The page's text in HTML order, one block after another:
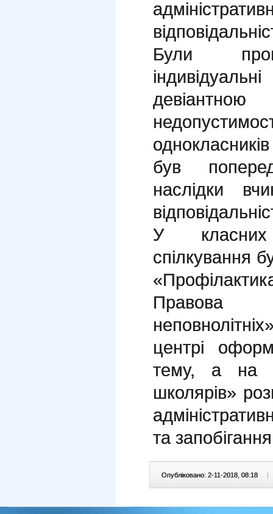
Були
був
наслідки
У класних
спілкування
Правова
центрі
тему, а на
школярів»
та
Опубліковано: 2-11-2018, 08:18 |